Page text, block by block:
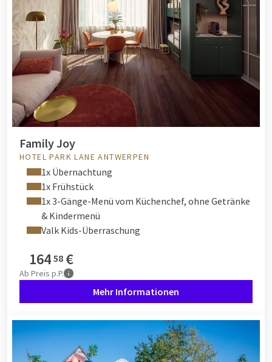
Family Joy
HOTEL PARK LANE ANTWERPEN
1x Übernachtung
1x Frühstück
1x 3-Gänge-Menü vom Küchenchef, ohne Getränke
& Kindermenü
Valk Kids-Überraschung
164 58 €
Ab Preis p.P.
Mehr Informationen